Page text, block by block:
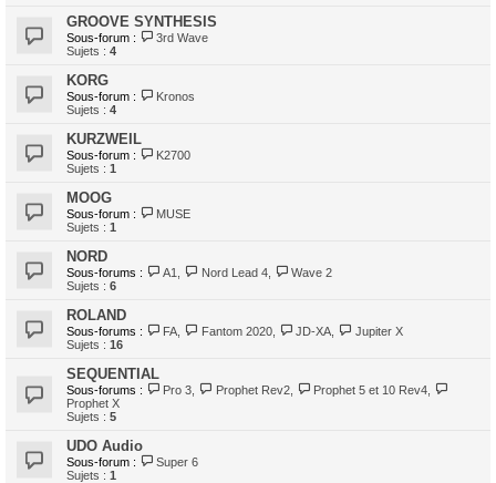
GROOVE SYNTHESIS
Sous-forum :
3rd Wave
Sujets : 4
KORG
Sous-forum :
Kronos
Sujets : 4
KURZWEIL
Sous-forum :
K2700
Sujets : 1
MOOG
Sous-forum :
MUSE
Sujets : 1
NORD
Sous-forums : A1 Nord Lead 4,
Wave 2
Sujets : 6
ROLAND
Sous-forums : FA Fantom 2020, JD-XA
Jupiter X
Sujets : 16
SEQUENTIAL
Sous-forums : Pro 3 Prophet Rev2, Prophet 5 et 10 Rev4
Prophet X
Sujets : 5
UDO Audio
Sous-forum :
Super 6
Sujets : 1